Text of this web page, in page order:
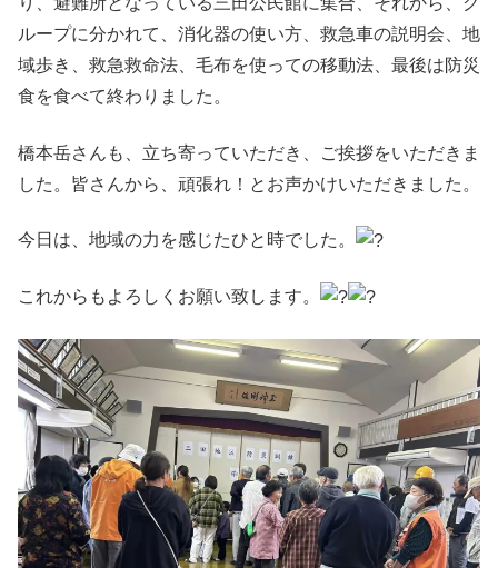
ループに分かれて、消化器の使い方、救急車の説明会、地
域歩き、救急救命法、毛布を使っての移動法、最後は防災
食を食べて終わりました。
橋本岳さんも、立ち寄っていただき、ご挨拶をいただきま
した。皆さんから、頑張れ！とお声かけいただきました。
今日は、地域の力を感じたひと時でした。
これからもよろしくお願い致します。